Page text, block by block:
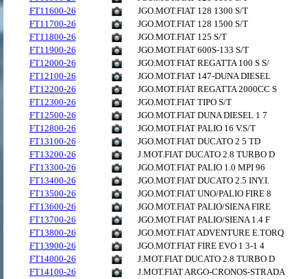
FT11600-26
JGO.MOT.FIAT 128 1300 S/T
FT11700-26
JGO.MOT.FIAT 128 1500 S/T
FT11800-26
JGO.MOT.FIAT 125 S/T
FT11900-26
JGO.MOT.FIAT 600S-133 S/T
FT12000-26
JGO.MOT.FIAT REGATTA 100 S S/
FT12100-26
JGO.MOT.FIAT 147-DUNA DIESEL
FT12200-26
JGO.MOT.FIAT REGATTA 2000CC S
FT12300-26
JGO.MOT.FIAT TIPO S/T
FT12500-26
JGO.MOT.FIAT DUNA DIESEL 1 7
FT12800-26
JGO.MOT.FIAT PALIO 16 V.S/T
FT13100-26
JGO.MOT.FIAT DUCATO 2 5 TD
FT13200-26
J.MOT.FIAT DUCATO 2.8 TURBO D
FT13300-26
JGO.MOT.FIAT PALIO 1.0 MPI 96
FT13400-26
JGO.MOT.FIAT DUCATO 2.5 INY.I.
FT13500-26
JGO.MOT.FIAT UNO/PALIO FIRE 8
FT13600-26
JGO.MOT.FIAT PALIO/SIENA FIRE
FT13700-26
JGO.MOT.FIAT PALIO/SIENA 1.4 F
FT13800-26
JGO.MOT.FIAT ADVENTURE E.TORQ
FT13900-26
JGO.MOT.FIAT FIRE EVO 1 3-1 4
FT14000-26
J.MOT.FIAT DUCATO 2.8 TURBO D
FT14100-26
J.MOT.FIAT ARGO-CRONOS-STRADA